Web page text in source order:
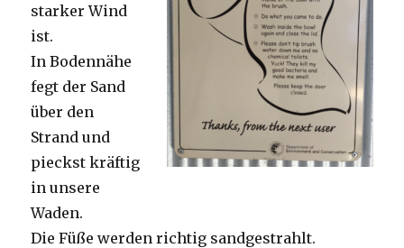
starker Wind
ist.
In Bodennähe
fegt der Sand
über den
Strand und
pieckst kräftig
in unsere
Waden.
Die Füße werden richtig sandgestrahlt.